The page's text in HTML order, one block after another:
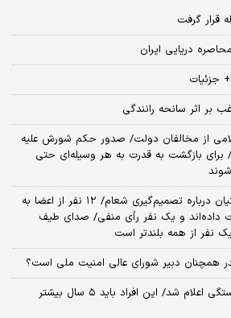
قرار گرفت
دریایی ایران
جزئیات
بر اثر سانحه رانندگی
از مخالفان دولت/ صدور حکم شورش علیه
بازگشت به قدرت به هر وسیله‌ای حتی
اظهارات جدید معاون پزشکیان درباره تصمیم‌گیری شعام/ ۱۲ نفر از اعضا به
داده‌اند و یک نفر رأی منفی/ صدای طیف
نفر از همه بلندتر است
همچنان دبیر شورای ‌عالی امنیت ملی است؟
جزئیات صدور احکام بازنشستگی اعلام شد/ این افراد باید ۵ سال بیشتر